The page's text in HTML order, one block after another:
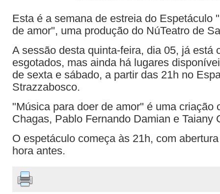
Esta é a semana de estreia do Espetáculo
de amor", uma produção do NúTeatro de
A sessão desta quinta-feira, dia 05, já está
esgotados, mas ainda há lugares
de sexta e sábado, a partir das 21h no
Strazzabosco.
"Música para doer de amor" é uma criação
Chagas, Pablo Fernando Damian e Taiany
O espetáculo começa às 21h, com
hora antes.